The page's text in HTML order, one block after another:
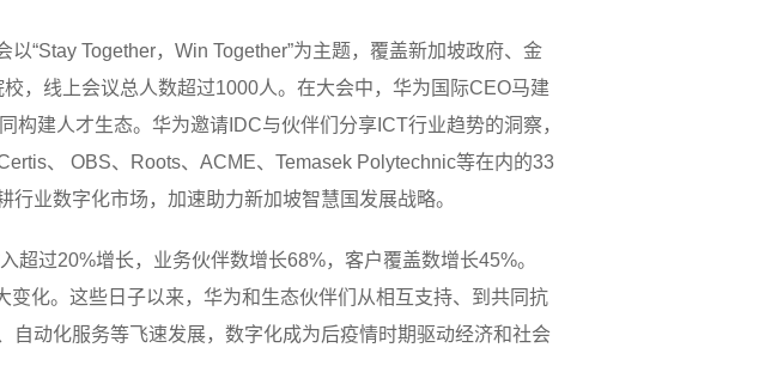
“Stay Together，Win Together”为主题，覆盖新加坡政府、金
，线上会议总人数超过1000人。在大会中，华为国际CEO马建
构建人才生态。华为邀请IDC与伙伴们分享ICT行业趋势的洞察，
、 OBS、Roots、ACME、Temasek Polytechnic等在内的33
业数字化市场，加速助力新加坡智慧国发展战略。
过20%增长，业务伙伴数增长68%，客户覆盖数增长45%。
化。这些日子以来，华为和生态伙伴们从相互支持、到共同抗
动化服务等飞速发展，数字化成为后疫情时期驱动经济和社会